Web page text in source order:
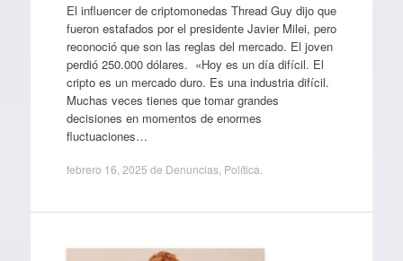
El influencer de criptomonedas Thread Guy dijo que
fueron estafados por el presidente Javier Milei, pero
reconoció que son las reglas del mercado. El joven
perdió 250.000 dólares. «Hoy es un día difícil. El
cripto es un mercado duro. Es una industria difícil.
Muchas veces tienes que tomar grandes
decisiones en momentos de enormes
fluctuaciones…
febrero 16, 2025 de Denuncias, Política